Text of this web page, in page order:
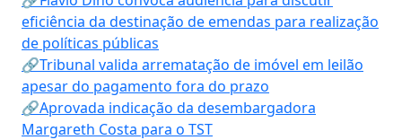
eficiência da destinação de emendas para realização
de políticas públicas
🔗Tribunal valida arrematação de imóvel em leilão
apesar do pagamento fora do prazo
🔗Aprovada indicação da desembargadora
Margareth Costa para o TST